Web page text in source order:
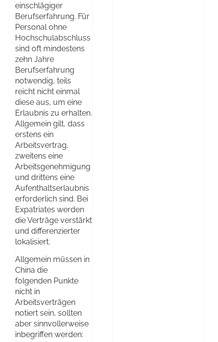
einschlägiger
Berufserfahrung. Für
Personal ohne
Hochschulabschluss
sind oft mindestens
zehn Jahre
Berufserfahrung
notwendig, teils
reicht nicht einmal
diese aus, um eine
Erlaubnis zu erhalten.
Allgemein gilt, dass
erstens ein
Arbeitsvertrag,
zweitens eine
Arbeitsgenehmigung
und drittens eine
Aufenthaltserlaubnis
erforderlich sind. Bei
Expatriates werden
die Verträge verstärkt
und differenzierter
lokalisiert.
Allgemein müssen in
China die
folgenden Punkte
nicht in
Arbeitsverträgen
notiert sein, sollten
aber sinnvollerweise
inbegriffen werden: